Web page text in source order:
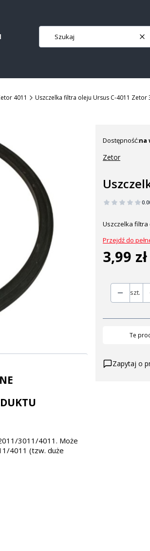
4011 Uszczelka filtra oleju Ursus C-4011 Zetor
3011/4011. Może
4011 (tzw. duże
Dostępność:na
Zetor
Uszczelka filtra
Przejdź do
Cena
3,99 zł
szt.
Te
Zapytaj o